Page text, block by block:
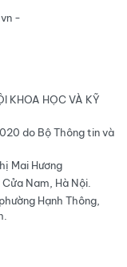
-
KHOA HỌC VÀ KỸ
do Bộ Thông tin và
Mai Hương
Nam, Hà Nội.
Hạnh Thông,